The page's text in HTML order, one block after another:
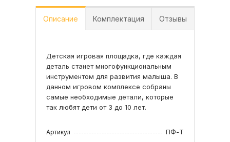
Описание Комплектация Отзывы
Детская игровая площадка, где каждая
деталь станет многофункциональным
инструментом для развития малыша. В
данном игровом комплексе собраны
самые необходимые детали, которые
так любят дети от 3 до 10 лет.
Артикул ПФ-T
•Конструкция башни, стойки из
клееного бруса 90х90;
•Горка труба с высоты 1,5 м;
•Песочница;
•Скалодром;
•Деревянная лестница;
Читать все отзывы